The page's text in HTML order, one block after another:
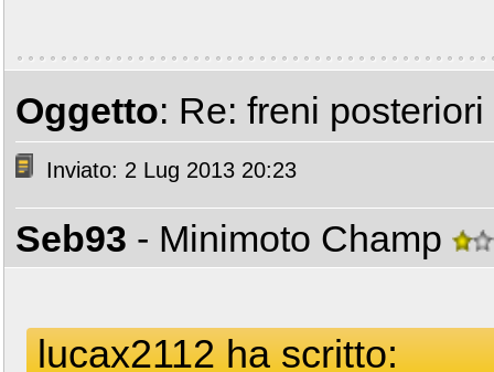
Oggetto: Re: freni
Inviato: 2 Lug 2013 20:23
Seb93 - Minimoto Champ
lucax2112 ha scritto: